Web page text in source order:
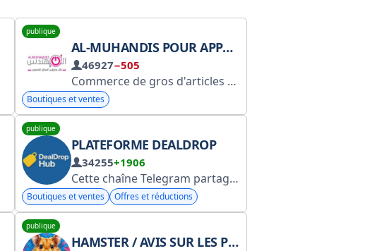
. Join Our Channel : https://t.me/
@DGroups_bot Прайс/ окошки / реклама / сотрудничество
publique
AL-MUHANDIS POUR APPAREILS MÉNAGERS (VENTE EN GROS)
46927−505
Commerce de gros d'articles ménagers. Téléphone : 01277381810. Adresse : Rue 13, à proximité de la rue Al-Basal, Ras El-Soda, Alexandrie.
Boutiques et ventes
publique
PLATEFORME DEALDROP
34255+1906
Cette chaîne Telegram partage des avis authentiques sur les produits Amazon, des guides d'achat et des bons plans pour aider les utilisateurs à faire des achats éclairés. Divulgation : En tant que partenaire Amazon, nous réalisons un bénéfice sur les achats éligibles. Divulgation d'affiliation : https://t.me/DealDropHub/10338
Boutiques et ventes Offres et réductions
publique
HAMSTER / AVIS SUR LES PRODUITS POUR LES BAIES SAUVAGES / OZON